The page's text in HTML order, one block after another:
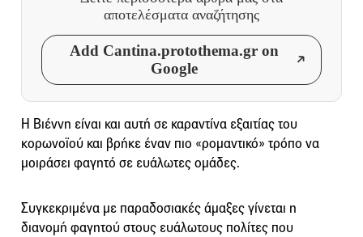
αποτελέσματα αναζήτησης
Add Cantina.protothema.gr on
Google
H Βιέννη είναι και αυτή σε καραντίνα εξαιτίας του
κορωνοϊού και βρήκε έναν πιο «ρομαντικό» τρόπο να
μοιράσει φαγητό σε ευάλωτες ομάδες.
Συγκεκριμένα με παραδοσιακές άμαξες γίνεται η
διανομή φαγητού στους ευάλωτους πολίτες που